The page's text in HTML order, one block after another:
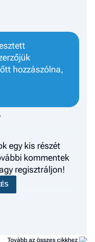
hozzászólna,
egy kis részét
kommentek
regisztráljon!
Tovább az összes cikkhez